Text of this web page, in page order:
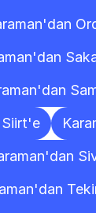
Siirt'e